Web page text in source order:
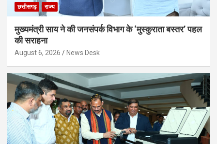
छत्तीसगढ़ राज्य
मुख्यमंत्री साय ने की जनसंपर्क विभाग के ‘मुस्कुराता बस्तर’ पहल
की सराहना
August 6, 2026 News Desk